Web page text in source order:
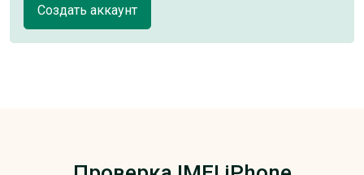
Создать аккаунт